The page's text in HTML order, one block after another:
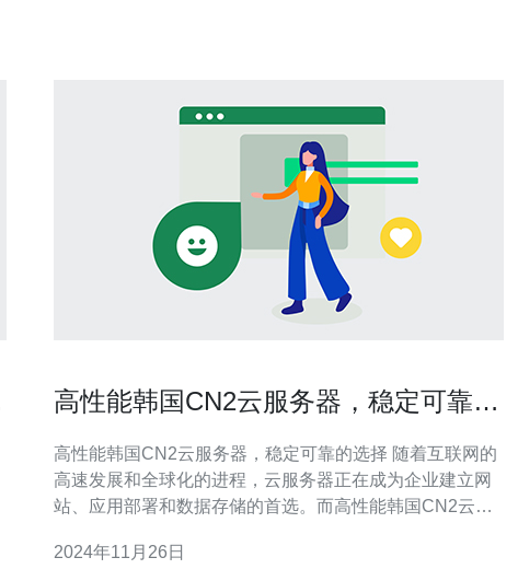
高性能韩国CN2云服务器，稳定可靠的
高性能韩国CN2云服务器，稳定可靠的选择 随着互联网的
高速发展和全球化的进程，云服务器正在成为企业建立网
站、应用部署和数据存储的首选。而高性能韩国CN2云服
本文将介绍高性能韩国CN2云服务器的优势和使用方法，
2024年11月26日